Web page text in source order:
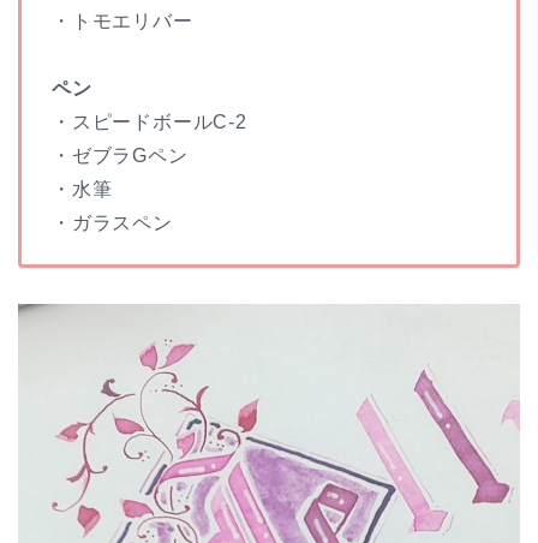
・トモエリバー
ペン
・スピードボールC-2
・ゼブラGペン
・水筆
・ガラスペン